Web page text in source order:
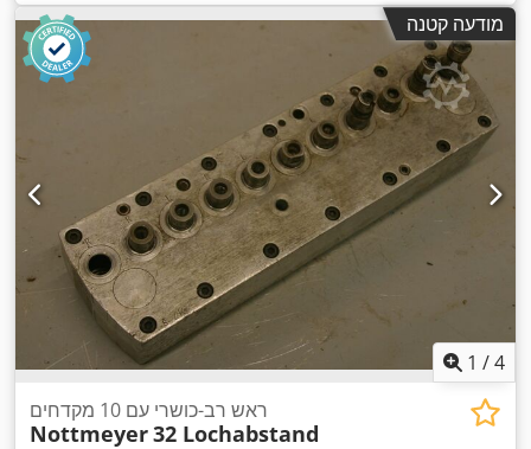
מודעה קטנה
1 /4
ראש רב-כושרי עם 10 מקדחים
Nottmeyer32 Lochabstand